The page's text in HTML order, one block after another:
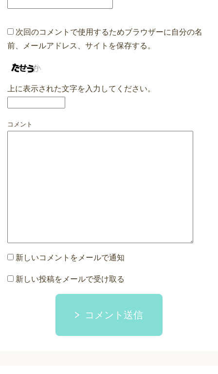
次回のコメントで使用するためブラウザーに自分の名
前、メールアドレス、サイトを保存する。
上に表示された文字を入力してください。
コメント
新しいコメントをメールで通知
新しい投稿をメールで受け取る
コメント送信